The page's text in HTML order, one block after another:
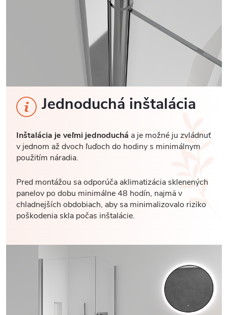
Jednoduchá inštalácia
Inštalácia je veľmi jednoduchá a je možné ju zvládnuť
v jednom až dvoch ľuďoch do hodiny s minimálnym
použitím náradia.
Pred montážou sa odporúča aklimatizácia sklenených
panelov po dobu minimálne 48 hodín, najmä v
chladnejších obdobiach, aby sa minimalizovalo riziko
poškodenia skla počas inštalácie.